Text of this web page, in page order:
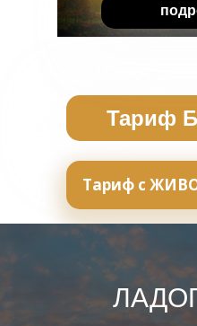
Тариф
Тариф с